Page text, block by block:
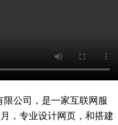
XML地图
公司，是一家互联网服
，专业设计网页，和搭建